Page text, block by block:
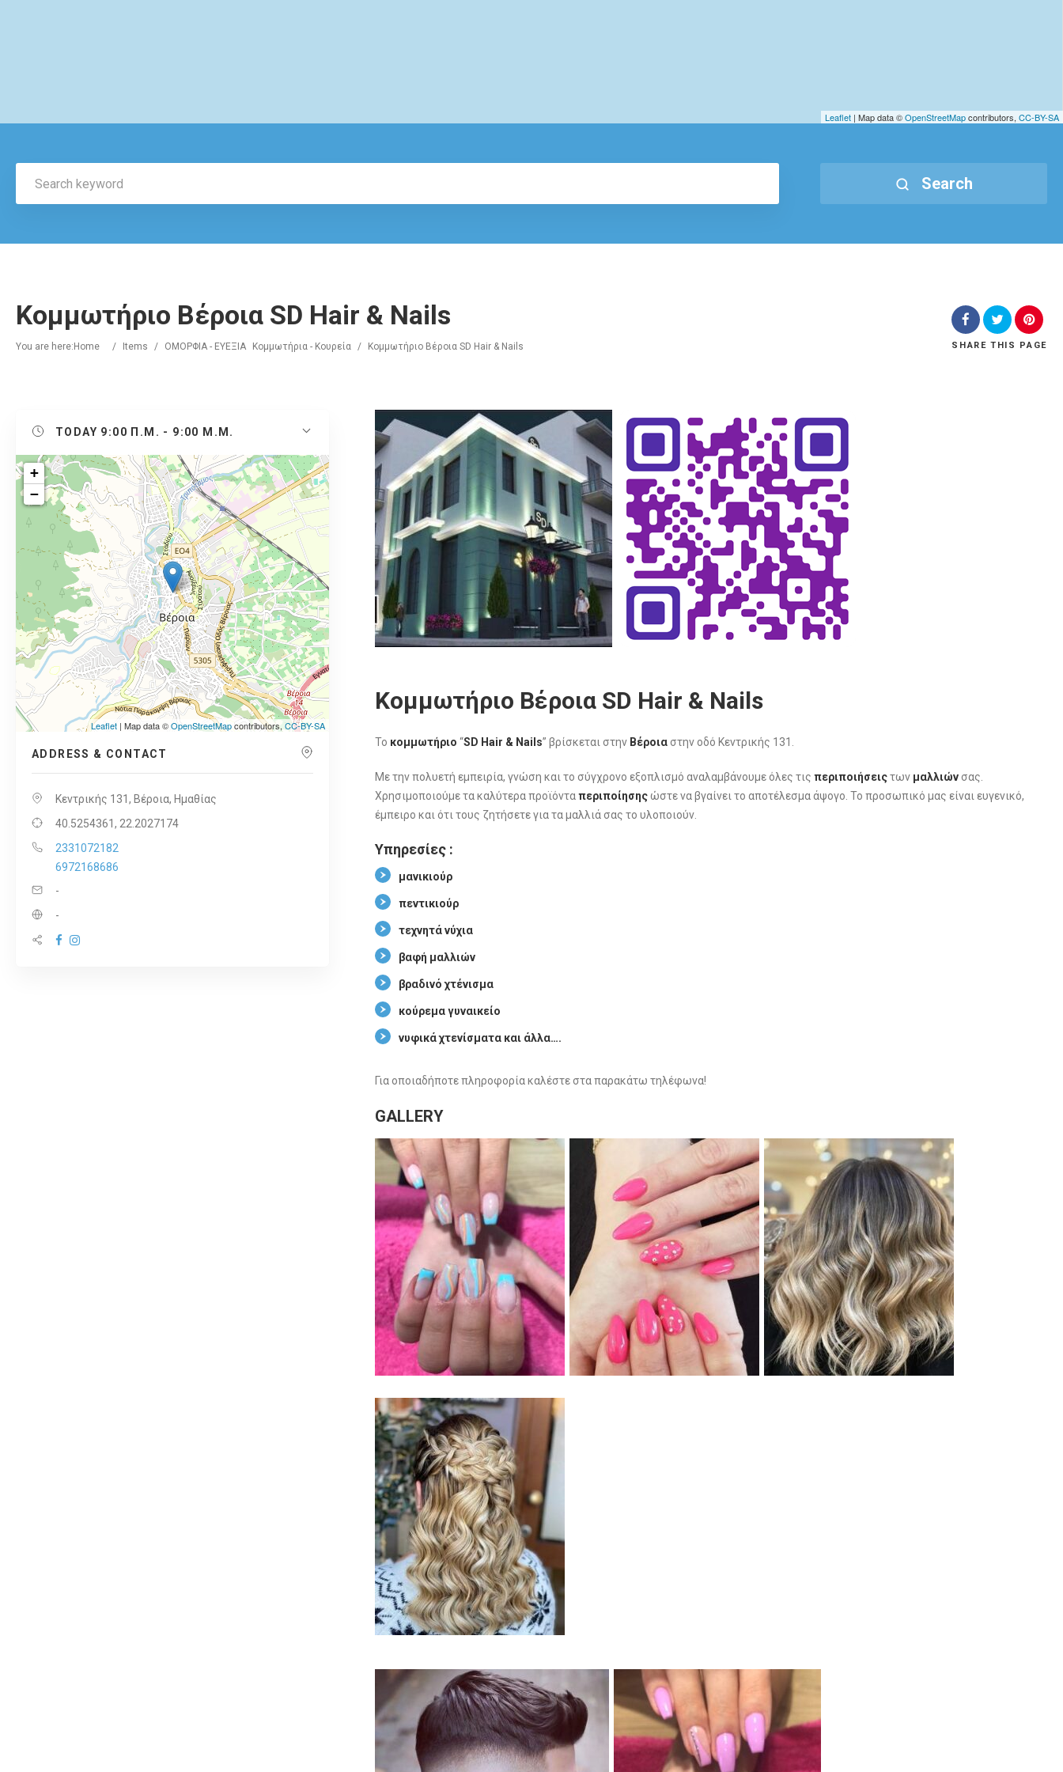
Leaflet | Map data ©OpenStreetMapcontributors, CC-BY-SA
Search
Κομμωτήριο Βέροια SD Hair & Nails
You are here: Home / Items / ΟΜΟΡΦΙΑ - ΕΥΕΞΙΑ Κομμωτήρια - Κουρεία / Κομμωτήριο Βέροια SD Hair & Nails SHARE THIS PAGE
TODAY 9:00 Π.Μ. - 9:00 Μ.Μ.
+
−
Leaflet | Map data ©OpenStreetMapcontributors,CC-BY-SA
ADDRESS & CONTACT
Κεντρικής 131, Βέροια, Ημαθίας
40.5254361, 22.2027174
2331072182
6972168686
-
-
Κομμωτήριο Βέροια SD Hair & Nails
Το κομμωτήριο “SD Hair & Nails” βρίσκεται στην Βέροιαστην οδό Κεντρικής 131.
Με την πολυετή εμπειρία, γνώση και το σύγχρονο εξοπλισμό αναλαμβάνουμε όλες τις περιποιήσειςτων μαλλιών σας.
Χρησιμοποιούμε τα καλύτερα προϊόνταπεριποίησηςώστε να βγαίνει το αποτέλεσμα άψογο. Το προσωπικό μας είναι ευγενικό,
έμπειρο και ότι τους ζητήσετε για τα μαλλιά σας το υλοποιούν.
Υπηρεσίες :
μανικιούρ
πεντικιούρ
τεχνητά νύχια
βαφή μαλλιών
βραδινό χτένισμα
κούρεμα γυναικείο
νυφικά χτενίσματα και άλλα….
Για οποιαδήποτε πληροφορία καλέστε στα παρακάτω τηλέφωνα!
GALLERY